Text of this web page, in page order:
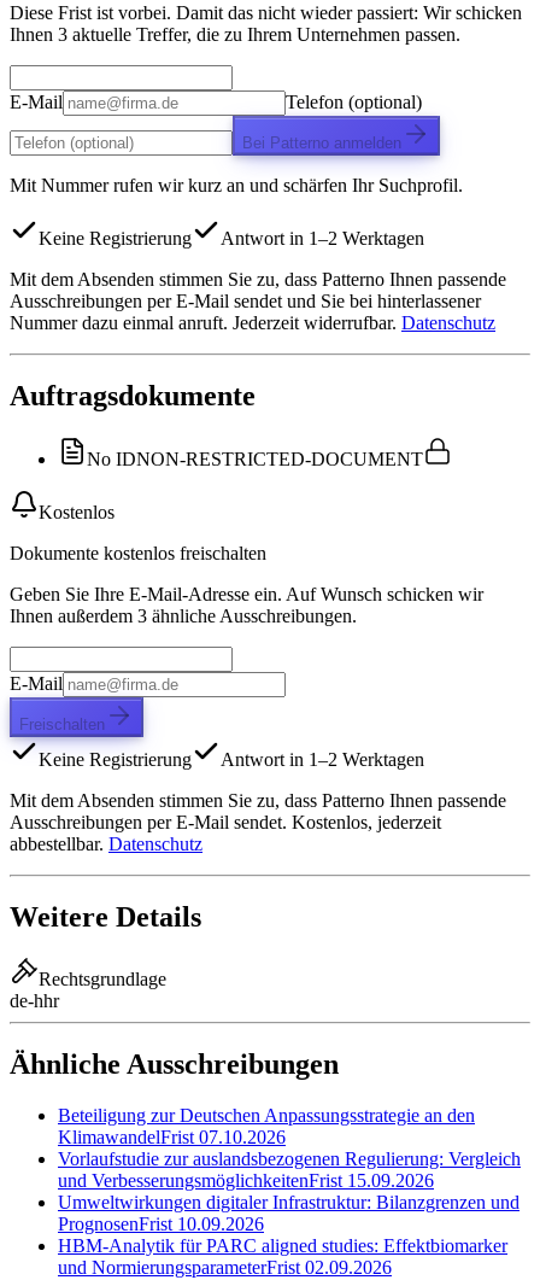
Diese Frist ist vorbei. Damit das nicht wieder passiert: Wir schicken
Ihnen 3 aktuelle Treffer, die zu Ihrem Unternehmen passen.
E-Mail Telefon (optional)
Bei Patterno anmelden
Mit Nummer rufen wir kurz an und schärfen Ihr Suchprofil.
Keine Registrierung
Antwort in 1–2 Werktagen
Mit dem Absenden stimmen Sie zu, dass Patterno Ihnen passende
Ausschreibungen per E-Mail sendet und Sie bei hinterlassener
Nummer dazu einmal anruft. Jederzeit widerrufbar. Datenschutz
Auftragsdokumente
No IDNON-RESTRICTED-DOCUMENT
Kostenlos
Dokumente kostenlos freischalten
Geben Sie Ihre E-Mail-Adresse ein. Auf Wunsch schicken wir
Ihnen außerdem 3 ähnliche Ausschreibungen.
E-Mail
Freischalten
Keine Registrierung
Antwort in 1–2 Werktagen
Mit dem Absenden stimmen Sie zu, dass Patterno Ihnen passende
Ausschreibungen per E-Mail sendet. Kostenlos, jederzeit
abbestellbar. Datenschutz
Weitere Details
Rechtsgrundlage
de-hhr
Ähnliche Ausschreibungen
Beteiligung zur Deutschen Anpassungsstrategie an den
KlimawandelFrist 07.10.2026
Vorlaufstudie zur auslandsbezogenen Regulierung: Vergleich
und VerbesserungsmöglichkeitenFrist 15.09.2026
Umweltwirkungen digitaler Infrastruktur: Bilanzgrenzen und
PrognosenFrist 10.09.2026
HBM-Analytik für PARC aligned studies: Effektbiomarker
und NormierungsparameterFrist 02.09.2026